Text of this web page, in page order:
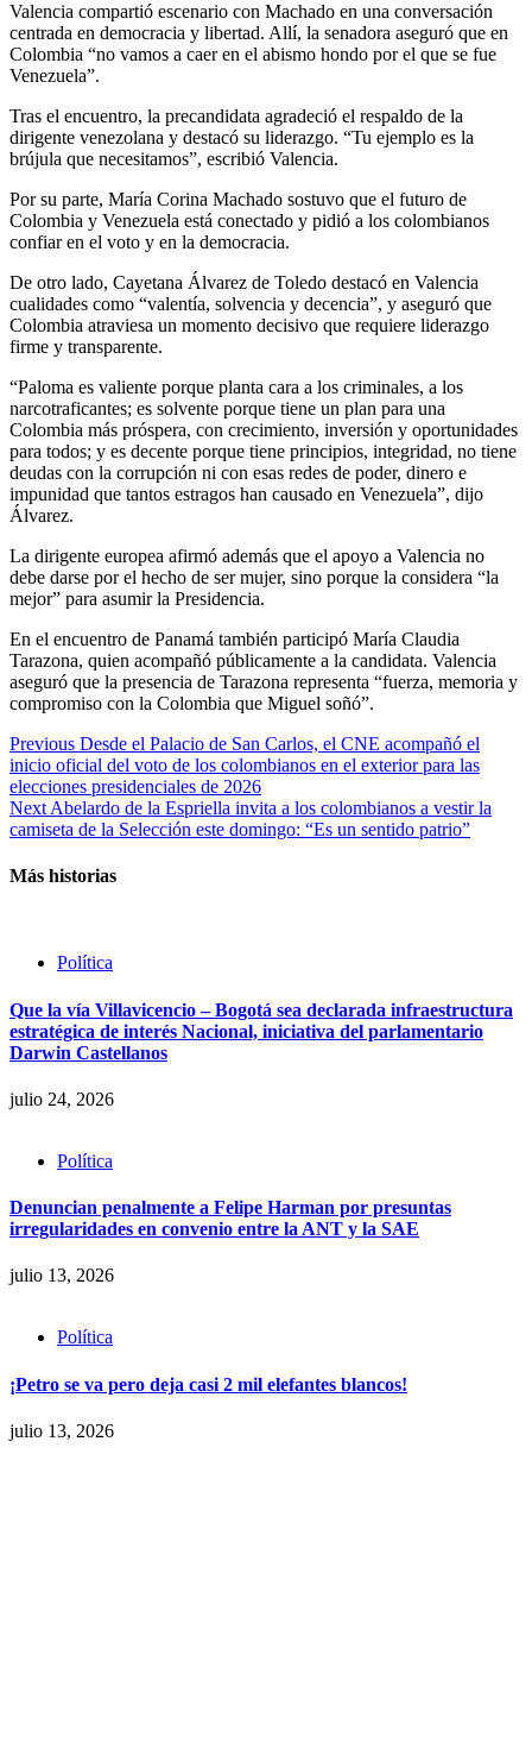
Valencia compartió escenario con Machado en una conversación
centrada en democracia y libertad. Allí, la senadora aseguró que en
Colombia “no vamos a caer en el abismo hondo por el que se fue
Venezuela”.
Tras el encuentro, la precandidata agradeció el respaldo de la
dirigente venezolana y destacó su liderazgo. “Tu ejemplo es la
brújula que necesitamos”, escribió Valencia.
Por su parte, María Corina Machado sostuvo que el futuro de
Colombia y Venezuela está conectado y pidió a los colombianos
confiar en el voto y en la democracia.
De otro lado, Cayetana Álvarez de Toledo destacó en Valencia
cualidades como “valentía, solvencia y decencia”, y aseguró que
Colombia atraviesa un momento decisivo que requiere liderazgo
firme y transparente.
“Paloma es valiente porque planta cara a los criminales, a los
narcotraficantes; es solvente porque tiene un plan para una
Colombia más próspera, con crecimiento, inversión y oportunidades
para todos; y es decente porque tiene principios, integridad, no tiene
deudas con la corrupción ni con esas redes de poder, dinero e
impunidad que tantos estragos han causado en Venezuela”, dijo
Álvarez.
La dirigente europea afirmó además que el apoyo a Valencia no
debe darse por el hecho de ser mujer, sino porque la considera “la
mejor” para asumir la Presidencia.
En el encuentro de Panamá también participó María Claudia
Tarazona, quien acompañó públicamente a la candidata. Valencia
aseguró que la presencia de Tarazona representa “fuerza, memoria y
compromiso con la Colombia que Miguel soñó”.
Continue
Reading
Previous Desde el Palacio de San Carlos, el CNE acompañó el
inicio oficial del voto de los colombianos en el exterior para las
elecciones presidenciales de 2026
Next Abelardo de la Espriella invita a los colombianos a vestir la
camiseta de la Selección este domingo: “Es un sentido patrio”
Más historias
Política
Que la vía Villavicencio – Bogotá sea declarada infraestructura
estratégica de interés Nacional, iniciativa del parlamentario
Darwin Castellanos
julio 24, 2026
Política
Denuncian penalmente a Felipe Harman por presuntas
irregularidades en convenio entre la ANT y la SAE
julio 13, 2026
Política
¡Petro se va pero deja casi 2 mil elefantes blancos!
julio 13, 2026